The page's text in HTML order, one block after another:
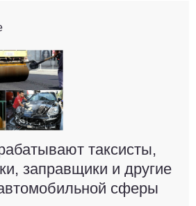
таксисты,
заправщики и другие
сферы